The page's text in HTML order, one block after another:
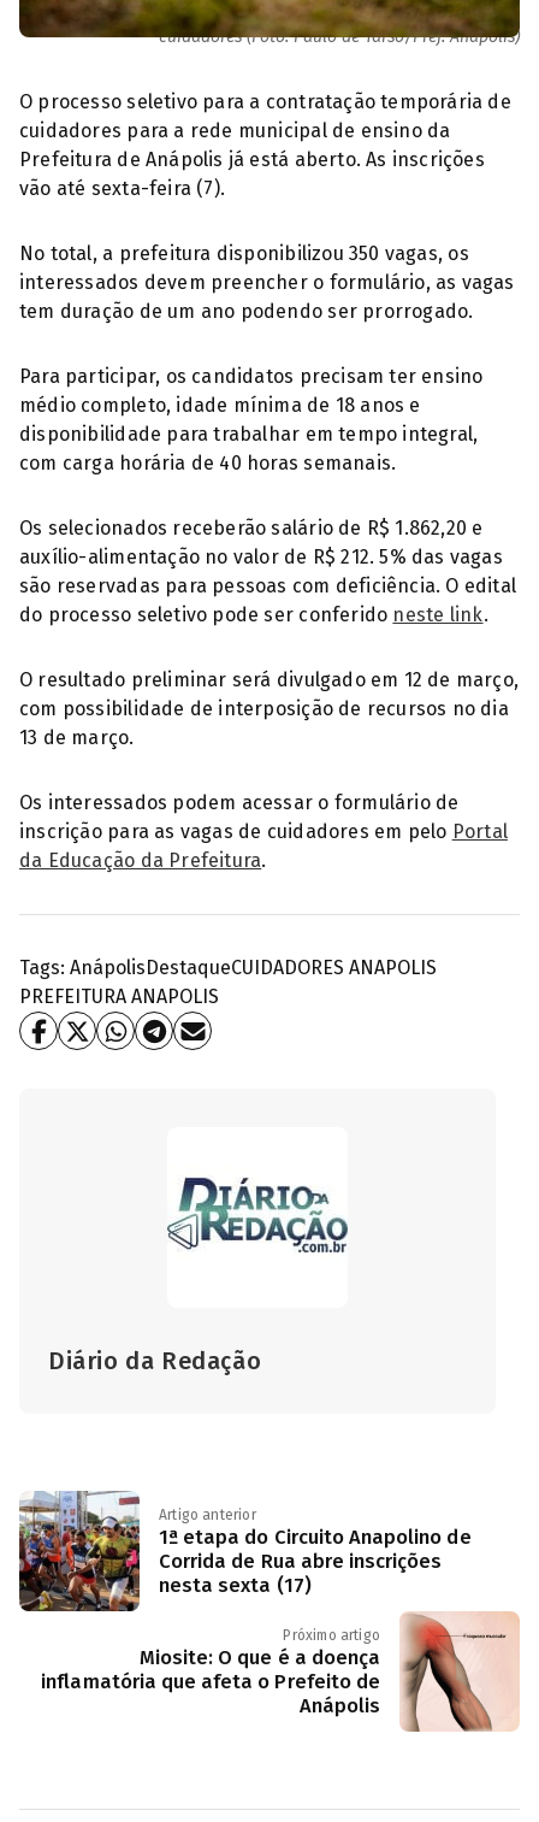
Ao todo o edital da prefeitura de Anápolis prevê 350 vagas para
cuidadores (Foto: Paulo de Tarso/Pref. Anápolis)
O processo seletivo para a contratação temporária de
cuidadores para a rede municipal de ensino da
Prefeitura de Anápolis já está aberto. As inscrições
vão até sexta-feira (7).
No total, a prefeitura disponibilizou 350 vagas, os
interessados devem preencher o formulário, as vagas
tem duração de um ano podendo ser prorrogado.
Para participar, os candidatos precisam ter ensino
médio completo, idade mínima de 18 anos e
disponibilidade para trabalhar em tempo integral,
com carga horária de 40 horas semanais.
Os selecionados receberão salário de R$ 1.862,20 e
auxílio-alimentação no valor de R$ 212. 5% das vagas
são reservadas para pessoas com deficiência. O edital
do processo seletivo pode ser conferido neste link.
O resultado preliminar será divulgado em 12 de março,
com possibilidade de interposição de recursos no dia
13 de março.
Os interessados podem acessar o formulário de
inscrição para as vagas de cuidadores em pelo Portal
da Educação da Prefeitura.
Tags: Anápolis DestaqueCUIDADORES ANAPOLIS
PREFEITURA ANAPOLIS
Diário da Redação
Artigo anterior
1ª etapa do Circuito Anapolino de
Corrida de Rua abre inscrições
nesta sexta (17)
Próximo artigo
Miosite: O que é a doença
inflamatória que afeta o Prefeito de
Anápolis